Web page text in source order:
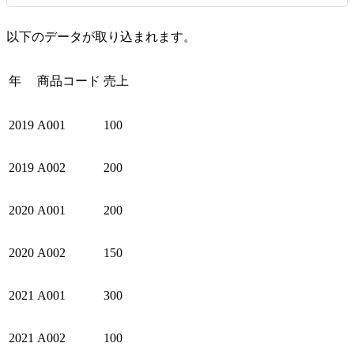
以下のデータが取り込まれます。
年 商品コード 売上
2019 A001 100
2019 A002 200
2020 A001 200
2020 A002 150
2021 A001 300
2021 A002 100